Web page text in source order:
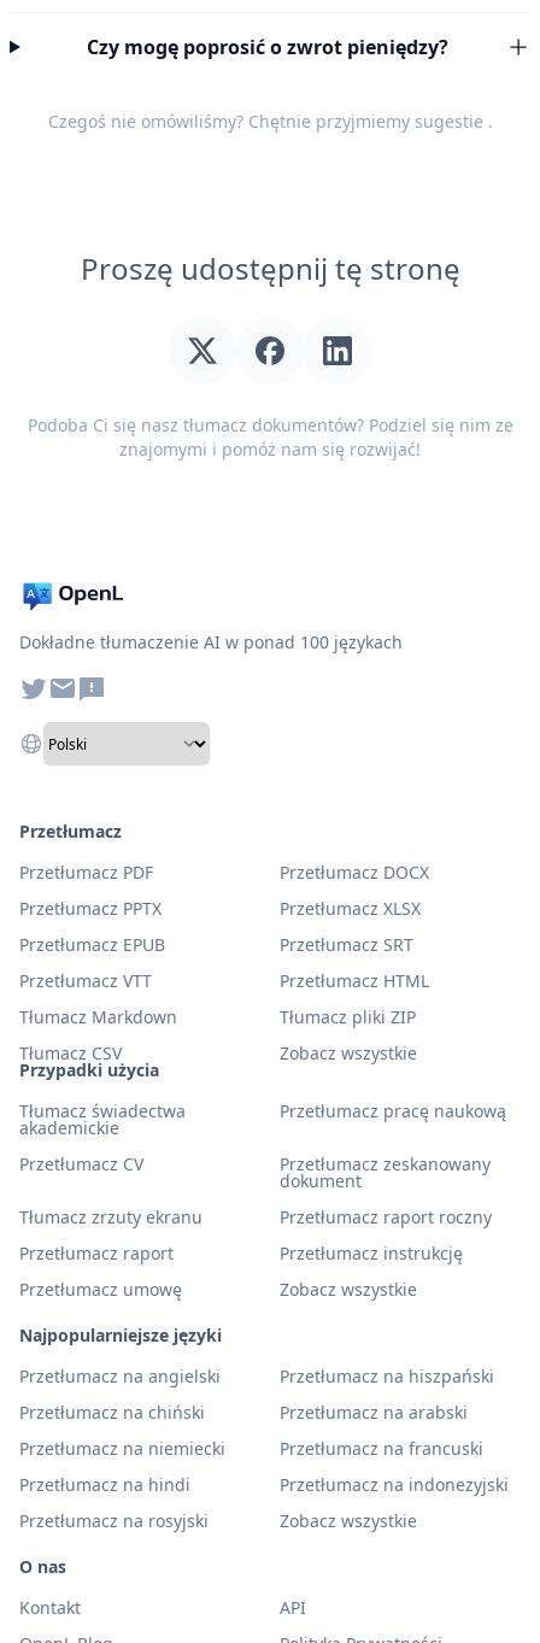
Czy mogę poprosić o zwrot pieniędzy?
Czegoś nie omówiliśmy? Chętnie przyjmiemy sugestie .
Proszę udostępnij tę stronę
Podoba Ci się nasz tłumacz dokumentów? Podziel się nim ze
znajomymi i pomóż nam się rozwijać!
Dokładne tłumaczenie AI w ponad 100 językach
Przypadki użycia
Tłumacz świadectwa
akademickie
Przetłumacz pracę naukową
Przetłumacz CV Przetłumacz zeskanowany
dokument
Tłumacz zrzuty ekranu
Przetłumacz raport roczny
Przetłumacz raport
Przetłumacz instrukcję
Przetłumacz umowę
Zobacz wszystkie
Najpopularniejsze języki
Przetłumacz na angielski
Przetłumacz na hiszpański
Przetłumacz na chiński
Przetłumacz na arabski
Przetłumacz na niemiecki
Przetłumacz na francuski
Przetłumacz na hindi
Przetłumacz na indonezyjski
Przetłumacz na rosyjski
Zobacz wszystkie
Przetłumacz
Przetłumacz PDF
Przetłumacz DOCX
Przetłumacz PPTX
Przetłumacz XLSX
Przetłumacz EPUB
Przetłumacz SRT
Przetłumacz VTT
Przetłumacz HTML
Tłumacz Markdown
Tłumacz pliki ZIP
Tłumacz CSV
Zobacz wszystkie
O nas
Kontakt
API